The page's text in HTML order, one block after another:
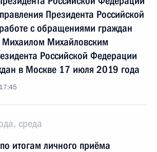
Президента Российской
с обращениями граждан
Михаилом Михайловским
Российской Федерации
в Москве 17 июля 2019 года
среда
итогам личного приёма